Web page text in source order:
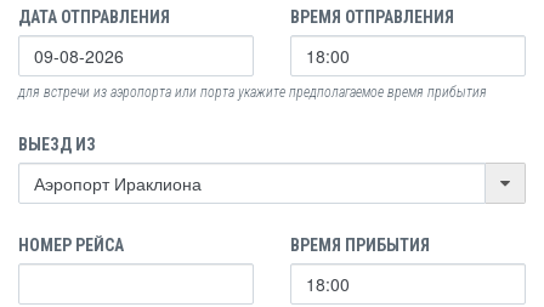
ДАТА ОТПРАВЛЕНИЯ ВРЕМЯ ОТПРАВЛЕНИЯ
для встречи из аэропорта или порта укажите предполагаемое время прибытия
ВЫЕЗД ИЗ
НОМЕР РЕЙСА ВРЕМЯ ПРИБЫТИЯ